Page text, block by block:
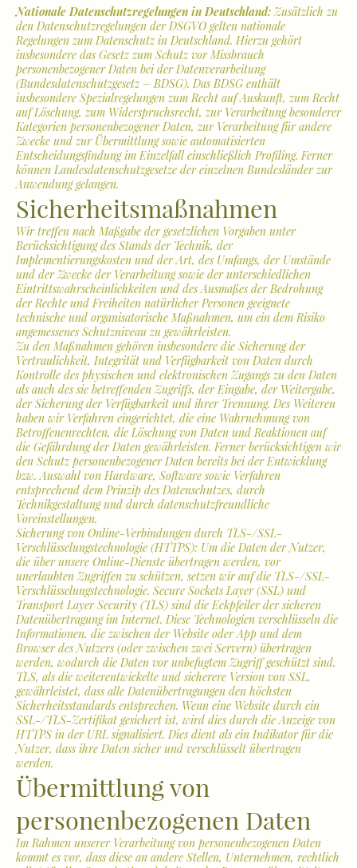
Nationale Datenschutzregelungen in Deutschland: Zusätzlich zu
den Datenschutzregelungen der DSGVO gelten nationale
Regelungen zum Datenschutz in Deutschland. Hierzu gehört
insbesondere das Gesetz zum Schutz vor Missbrauch
personenbezogener Daten bei der Datenverarbeitung
(Bundesdatenschutzgesetz – BDSG). Das BDSG enthält
insbesondere Spezialregelungen zum Recht auf Auskunft, zum Recht
auf Löschung, zum Widerspruchsrecht, zur Verarbeitung besonderer
Kategorien personenbezogener Daten, zur Verarbeitung für andere
Zwecke und zur Übermittlung sowie automatisierten
Entscheidungsfindung im Einzelfall einschließlich Profiling. Ferner
können Landesdatenschutzgesetze der einzelnen Bundesländer zur
Anwendung gelangen.
Sicherheitsmaßnahmen
Wir treffen nach Maßgabe der gesetzlichen Vorgaben unter
Berücksichtigung des Stands der Technik, der
Implementierungskosten und der Art, des Umfangs, der Umstände
und der Zwecke der Verarbeitung sowie der unterschiedlichen
Eintrittswahrscheinlichkeiten und des Ausmaßes der Bedrohung
der Rechte und Freiheiten natürlicher Personen geeignete
technische und organisatorische Maßnahmen, um ein dem Risiko
angemessenes Schutzniveau zu gewährleisten.
Zu den Maßnahmen gehören insbesondere die Sicherung der
Vertraulichkeit, Integrität und Verfügbarkeit von Daten durch
Kontrolle des physischen und elektronischen Zugangs zu den Daten
als auch des sie betreffenden Zugriffs, der Eingabe, der Weitergabe,
der Sicherung der Verfügbarkeit und ihrer Trennung. Des Weiteren
haben wir Verfahren eingerichtet, die eine Wahrnehmung von
Betroffenenrechten, die Löschung von Daten und Reaktionen auf
die Gefährdung der Daten gewährleisten. Ferner berücksichtigen wir
den Schutz personenbezogener Daten bereits bei der Entwicklung
bzw. Auswahl von Hardware, Software sowie Verfahren
entsprechend dem Prinzip des Datenschutzes, durch
Technikgestaltung und durch datenschutzfreundliche
Voreinstellungen.
Sicherung von Online-Verbindungen durch TLS-/SSL-
Verschlüsselungstechnologie (HTTPS): Um die Daten der Nutzer,
die über unsere Online-Dienste übertragen werden, vor
unerlaubten Zugriffen zu schützen, setzen wir auf die TLS-/SSL-
Verschlüsselungstechnologie. Secure Sockets Layer (SSL) und
Transport Layer Security (TLS) sind die Eckpfeiler der sicheren
Datenübertragung im Internet. Diese Technologien verschlüsseln die
Informationen, die zwischen der Website oder App und dem
Browser des Nutzers (oder zwischen zwei Servern) übertragen
werden, wodurch die Daten vor unbefugtem Zugriff geschützt sind.
TLS, als die weiterentwickelte und sicherere Version von SSL,
gewährleistet, dass alle Datenübertragungen den höchsten
Sicherheitsstandards entsprechen. Wenn eine Website durch ein
SSL-/TLS-Zertifikat gesichert ist, wird dies durch die Anzeige von
HTTPS in der URL signalisiert. Dies dient als ein Indikator für die
Nutzer, dass ihre Daten sicher und verschlüsselt übertragen
werden.
Übermittlung von
personenbezogenen Daten
Im Rahmen unserer Verarbeitung von personenbezogenen Daten
kommt es vor, dass diese an andere Stellen, Unternehmen, rechtlich